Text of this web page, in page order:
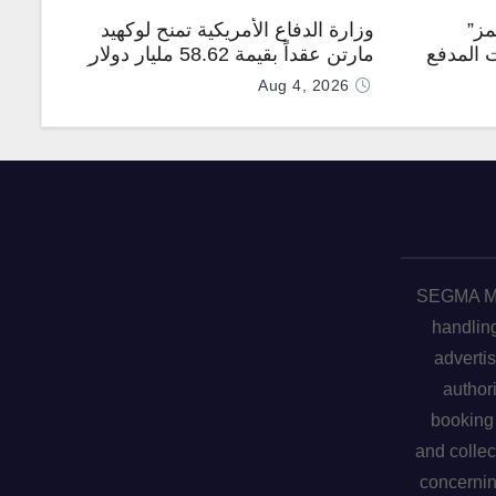
المدفع
وزارة الدفاع الأمريكية تمنح لوكهيد
مارتن عقداً بقيمة 58.62 مليار دولار
Aug 4, 2026
SEGMA
and